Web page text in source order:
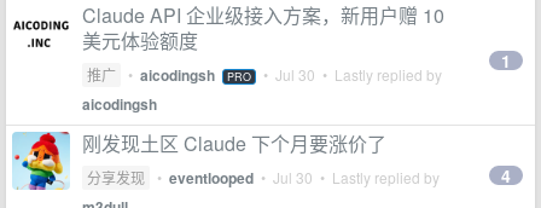
Claude API 企业级接入方案，新用户赠 10
美元体验额度
推广 • aicodingsh PRO • Jul 30 • Lastly replied by
aicodingsh
1
刚发现土区 Claude 下个月要涨价了
分享发现 • eventlooped • Jul 30 • Lastly replied by 4